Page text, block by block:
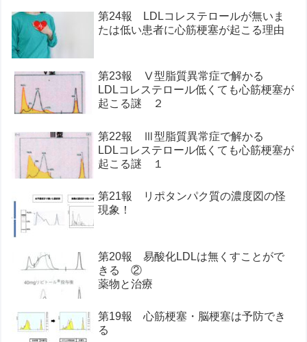
第24報 LDLコレステロールが無いま
たは低い患者に心筋梗塞が起こる理由
第23報 Ⅴ型脂質異常症で解かる
LDLコレステロール低くても心筋梗塞が
起こる謎 ２
第22報 Ⅲ型脂質異常症で解かる
LDLコレステロール低くても心筋梗塞が
起こる謎 １
第21報 リポタンパク質の濃度図の怪
現象！
第20報 易酸化LDLは無くすことがで
きる ②
薬物と治療
第19報 心筋梗塞・脳梗塞は予防でき
る